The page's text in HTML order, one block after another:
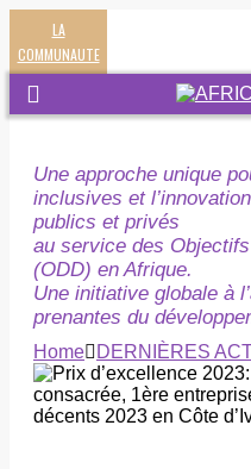
LA
COMMUNAUTE
Une approche unique
inclusives et
publics et privés
au service des
(ODD) en Afrique.
Une initiative globale à
prenantes du
Home DERNIÈRES